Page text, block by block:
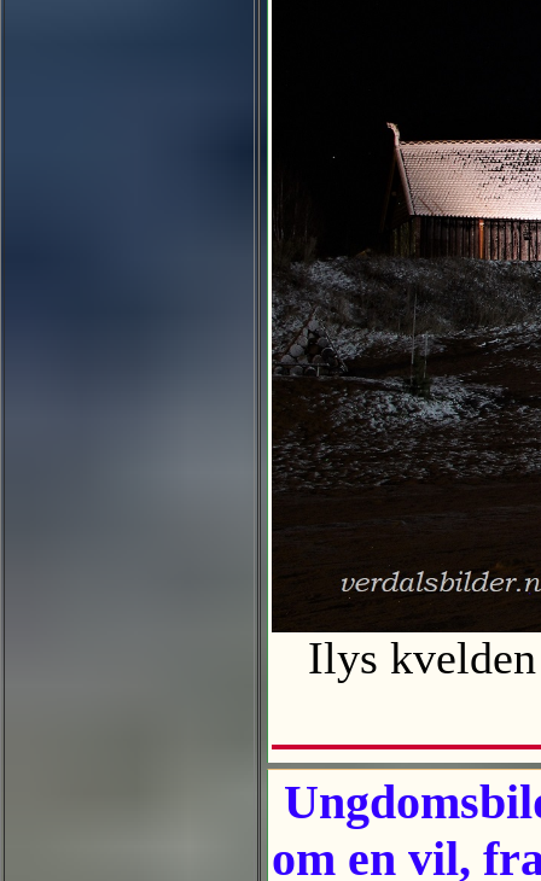
Ilys
om en vil,